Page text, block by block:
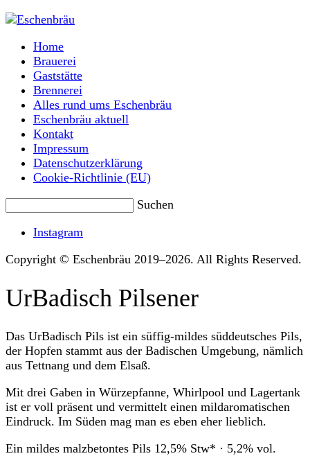
Home
Brauerei
Gaststätte
Brennerei
Alles rund ums Eschenbräu
Eschenbräu aktuell
Kontakt
Impressum
Datenschutzerklärung
Cookie-Richtlinie (EU)
Suchen
Instagram
Copyright © Eschenbräu 2019–2026. All Rights Reserved.
UrBadisch Pilsener
Das UrBadisch Pils ist ein süffig-mildes süddeutsches Pils,
der Hopfen stammt aus der Badischen Umgebung, nämlich
aus Tettnang und dem Elsaß.
Mit drei Gaben in Würzepfanne, Whirlpool und Lagertank
ist er voll präsent und vermittelt einen mildaromatischen
Eindruck. Im Süden mag man es eben eher lieblich.
Ein mildes malzbetontes Pils 12,5% Stw* · 5,2% vol.